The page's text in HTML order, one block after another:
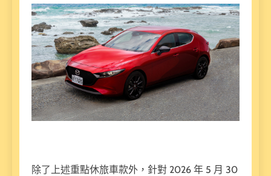
除了上述重點休旅車款外，針對 2026 年 5 月 30